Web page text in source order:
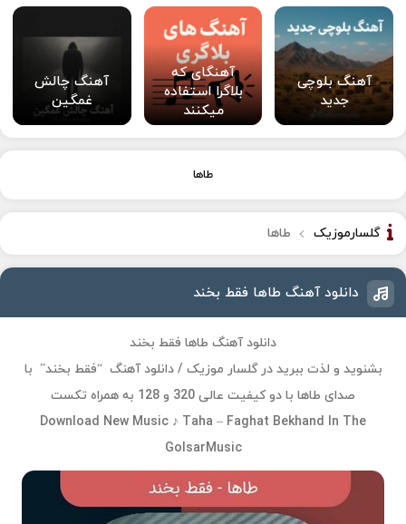
آهنگ بلوچی
جدید
آهنگای که
بلاگرا استفاده
میکنند
آهنگ چالش
غمگین
طاها
گلسارموزیک طاها
دانلود آهنگ طاها فقط بخند
دانلود آهنگ طاها فقط بخند
بشنوید و لذت ببرید در گلسار موزیک / دانلود آهنگ “فقط بخند” با
صدای طاها با دو کیفیت عالی 320 و 128 به همراه تکست
Download New Music ♪ Taha – Faghat Bekhand In The
GolsarMusic